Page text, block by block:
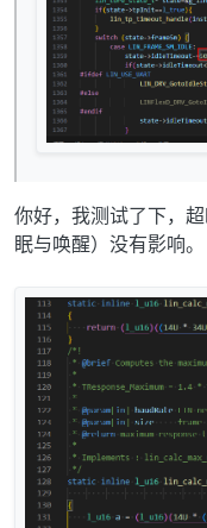
你好，我测试了下，
眠与唤醒）没有影响。